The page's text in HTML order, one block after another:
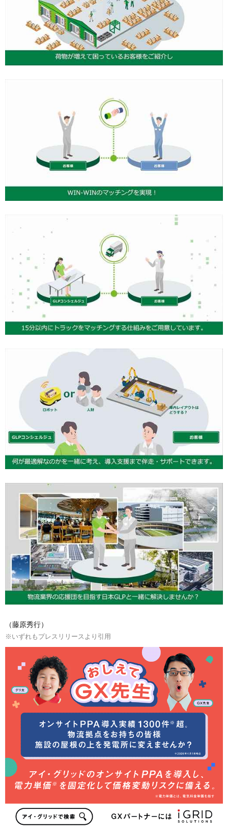
（藤原秀行）
※いずれもプレスリリースより引用